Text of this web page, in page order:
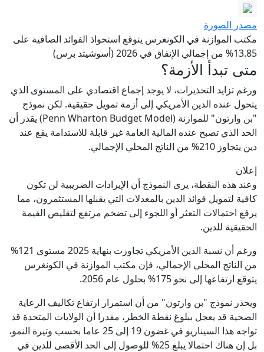
مصدر الصورة
مكتب الموازنة في الكونغرس يتوقع استحواذ الفوائد الصافية على
13.85% من إجمالي الإنفاق في 2026 (أسوشيتد برس)
متى تبدأ الأزمة؟
ورغم تزايد التحذيرات، لا يوجد إجماع اقتصادي على المستوى الذي
يتحول عنده الدين الأمريكي إلى أزمة تمويل حقيقية. لكن نموذج
"بن وارتون" للموازنة (Penn Wharton Budget Model) يقدر أن
الحد الذي تصبح عنده المالية العامة غير قابلة للاستدامة يقع عند
دين يتجاوز 210% من الناتج المحلي الإجمالي.
إعلان
وعند هذه النقطة، يرى النموذج أن الإيرادات الضريبية لن تكون
كافية لتمويل فوائد الدين بالمعدلات التي يقبلها المستثمرون، مما
يرفع احتمالات التعثر أو اللجوء إلى تضخم مرتفع لتقليص القيمة
الحقيقية للدين.
ورغم أن نسبة الدين الأمريكي تجاوزت بنهاية 2025 مستوى 121%
من الناتج المحلي الإجمالي، فإن مكتب الموازنة في الكونغرس
يتوقع ارتفاعها إلى نحو 175% بحلول عام 2056.
ويحذر نموذج "بن وارتون" من أن استمرار ارتفاع تكاليف الرعاية
الصحية قد يعجل ببلوغ نقطة الخطر، مقدرا أن الولايات المتحدة قد
تواجه هذا السيناريو في غضون 19 إلى 25 عاما بحسب وتيرة النمو،
بل إن هناك احتمالا يبلغ 25% للوصول إلى الحد الأقصى للدين في